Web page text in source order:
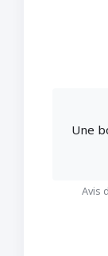
Une
Avis